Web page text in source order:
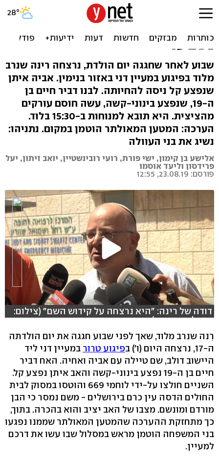
רִנה בת ה-17 נרצחה בפיגוע
בדרך למעיין, אחיה ואביה
נפצעו
שבוע לאחר שחגגה יום הולדת, נרצחה רינה שנרב
מלוד בפיגוע במעיין דני באזור בנימין. אביה איתן
שנפצע קל ניסה להחיותה. לבנו דביר חיים בן
ה-19, שנפצע בינוני-קשה, עשה חוסם עורקים
מהציצית. היא תובא למנוחות ב-15:30 בלוד.
הערכה: המטען המאולתר הוטמן במקום. נתניהו:
נשיג את בני העוולה
אלישע בן קימון, ישי פורת, רועי רובינשטיין, יואב זיתון, יעל
פרידסון וליעד אוסמו
פורסם: 23.08.19, 12:55
דודה של רינה: "היא נרצחה על קידוש השם" (צילום:
שמוליק דודפור)
רִנה שנרב מלוד, שאך לפני שבוע חגגה את יום הולדתה
ה-17, נרצחה היום (ו') ב
פיגוע טרור במעיין דני ליד
היישוב דולב, שם טיילה עם אביה ואחיה. האח דביר
חיים בן ה-19 נפצע בינוני-קשה והאב איתן נפצע קל.
השניים חולצו על-ידי לוחמי 669 והוטסו במסוק לבית
החולים הדסה עין כרם בירושלים - משם נמסר כי הבן
מורדם ומונשם. מצבו של האב יציב והוא בהכרה. בתוך,
כך מתחזקת ההערכה שהמטען המאולתר שממנו נפגעו
בני המשפחה הוטמן מראש במסלול שבו עשו את דרכם
למעיין.